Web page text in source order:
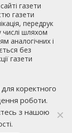
газети
газети
передрук
шляхом
аналогічних і
без
газети
коректного
роботи.
з нашою